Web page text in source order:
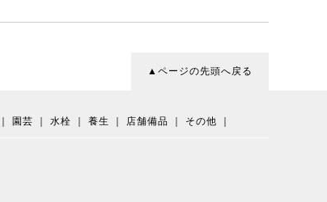
▲ページの先頭へ戻る
園芸 水栓 養生 店舗備品 その他